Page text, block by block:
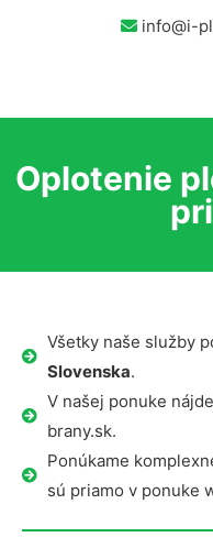
info@i-
Oplotenie
Všetky naše služby
Slovenska.
V našej ponuke
brany.sk.
Ponúkame
sú priamo v ponuke